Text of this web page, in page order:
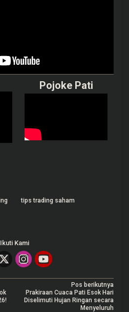
Pojoke Pati
tips trading saham
Ikuti Kami
Pos berikutnya
Prakiraan Cuaca Pati Esok Hari
Diselimuti Hujan Ringan secara
Menyeluruh